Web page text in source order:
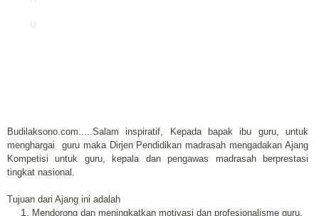
Budilaksono.com.....Salam inspiratif, Kepada bapak ibu guru, untuk
menghargai guru maka Dirjen Pendidikan madrasah mengadakan Ajang
Kompetisi untuk guru, kepala dan pengawas madrasah berprestasi
tingkat nasional.
Tujuan dari Ajang ini adalah
Mendorong dan meningkatkan motivasi dan profesionalisme guru,